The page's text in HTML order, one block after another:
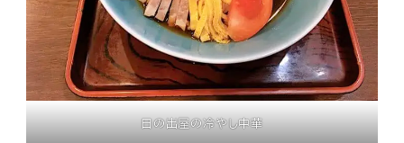
日の出屋の冷やし中華